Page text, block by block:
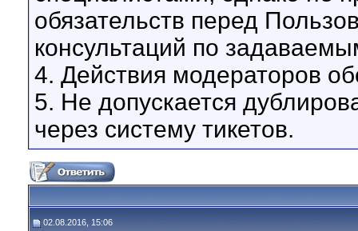
обязательств перед
консультаций по
4. Действия модераторов
5. Не допускается
через систему тикетов.
02.08.2016, 15:06